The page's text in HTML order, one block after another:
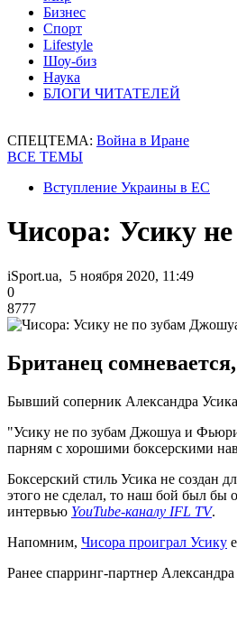
Бизнес
Спорт
Lifestyle
Шоу-биз
Наука
БЛОГИ ЧИТАТЕЛЕЙ
СПЕЦТЕМА: Война в Иране
ВСЕ ТЕМЫ
Вступление Украины в ЕС
Чисора: Усику
iSport.ua, 5 ноября 2020, 11:49
0
8777
Британец
Бывший соперник Александра
"Усику не по зубам Джошуа и
парням с хорошими боксерскими
Боксерский стиль Усика не создан
этого не сделал, то наш бой был бы
интервью YouTube-каналу IFL TV.
Напомним, Чисора проиграл Усику
Ранее спарринг-партнер